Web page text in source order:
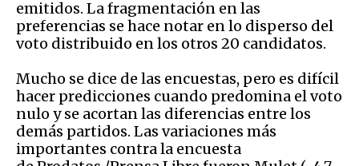
emitidos. La fragmentación en las
preferencias se hace notar en lo disperso del
voto distribuido en los otros 20 candidatos.
Mucho se dice de las encuestas, pero es difícil
hacer predicciones cuando predomina el voto
nulo y se acortan las diferencias entre los
demás partidos. Las variaciones más
importantes contra la encuesta